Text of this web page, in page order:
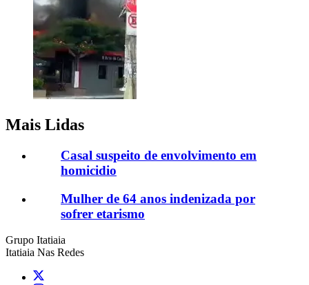
Mais Lidas
Casal suspeito de envolvimento em
homicidio
Mulher de 64 anos indenizada por
sofrer etarismo
Grupo Itatiaia
Itatiaia Nas Redes